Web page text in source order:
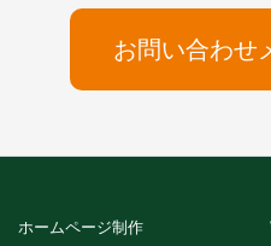
お問い合わせ
ホームページ制作